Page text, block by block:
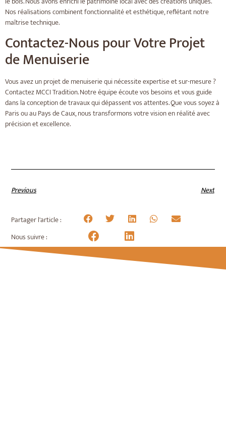
Nos réalisations combinent fonctionnalité et esthétique, reflétant notre
maîtrise technique.
Contactez-Nous pour Votre Projet
de Menuiserie
Vous avez un projet de menuiserie qui nécessite expertise et sur-mesure ?
Contactez MCCI Tradition. Notre équipe écoute vos besoins et vous guide
dans la conception de travaux qui dépassent vos attentes. Que vous soyez à
Paris ou au Pays de Caux, nous transformons votre vision en réalité avec
précision et excellence.
Previous Next
Partager l'article :
Nous suivre :